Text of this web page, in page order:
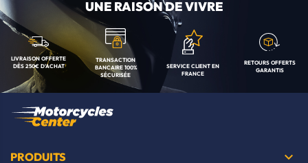
LIVRAISON OFFERTE
DÈS 250€ D'ACHAT
TRANSACTION
BANCAIRE 100%
SÉCURISÉE
UNE RAISON DE VIVRE
SERVICE CLIENT EN
FRANCE
RETOURS OFFERTS
GARANTIS
PRODUITS 